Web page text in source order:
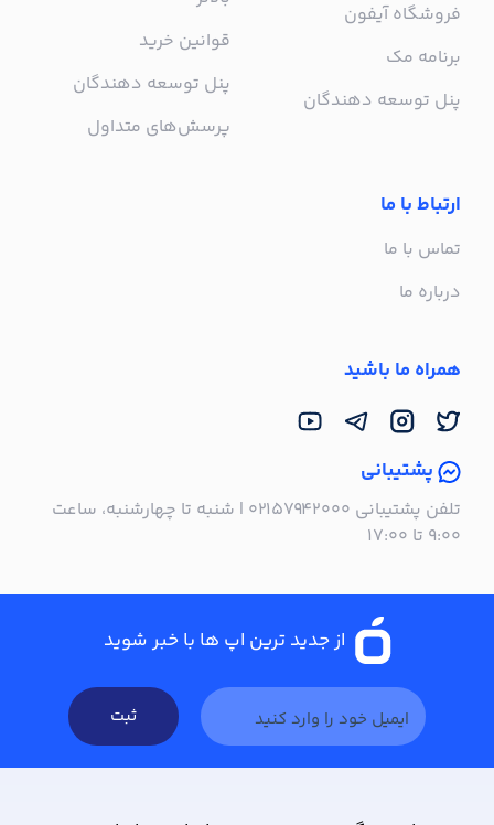
فروشگاه آیفون
برنامه مک
پنل توسعه دهندگان
قوانین خرید
پنل توسعه دهندگان
پرسش‌های متداول
ارتباط با ما
تماس با ما
درباره ما
همراه ما باشید
پشتیبانی
تلفن پشتیبانی ۰۲۱۵۷۹۴۲۰۰۰ | شنبه تا چهارشنبه، ساعت
۹:۰۰ تا ۱۷:۰۰
از جدید ترین اپ ها با خبر شوید
ثبت